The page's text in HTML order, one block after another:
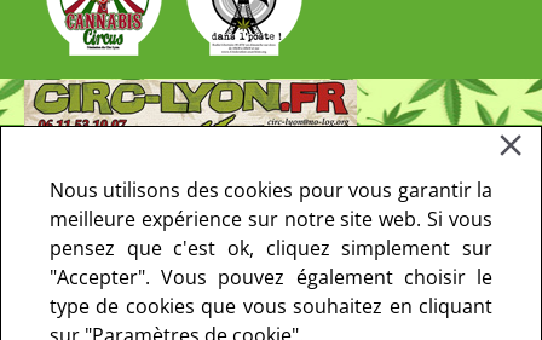
Nous utilisons des cookies pour vous garantir la
meilleure expérience sur notre site web. Si vous
pensez que c'est ok, cliquez simplement sur
"Accepter". Vous pouvez également choisir le
type de cookies que vous souhaitez en cliquant